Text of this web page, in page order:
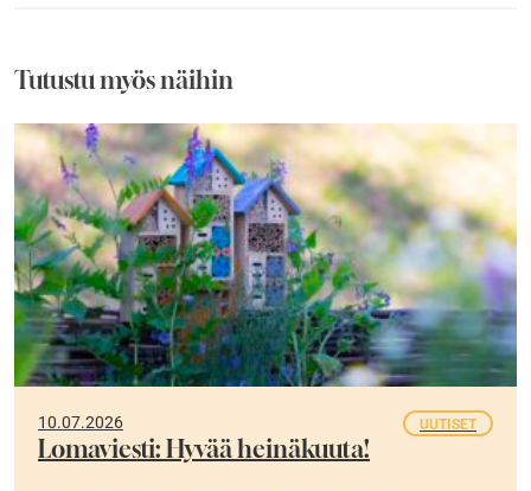
Tutustu myös näihin
10.07.2026 UUTISET
Lomaviesti: Hyvää heinäkuuta!